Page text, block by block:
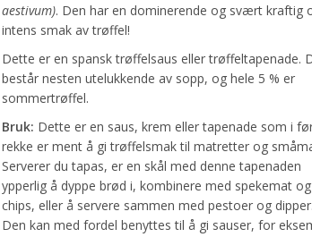
aestivum). Den har en dominerende og svært kraftig
intens smak av trøffel!
Dette er en spansk trøffelsaus eller trøffeltapenade.
består nesten utelukkende av sopp, og hele 5 % er
sommertrøffel.
Bruk: Dette er en saus, krem eller tapenade som i
rekke er ment å gi trøffelsmak til matretter og
Serverer du tapas, er en skål med denne tapenaden
ypperlig å dyppe brød i, kombinere med spekemat og
chips, eller å servere sammen med pestoer og dipper.
Den kan med fordel benyttes til å gi sauser, for